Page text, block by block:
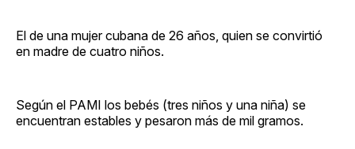
El de una mujer cubana de 26 años, quien se convirtió
en madre de cuatro niños.
Según el PAMI los bebés (tres niños y una niña) se
encuentran estables y pesaron más de mil gramos.